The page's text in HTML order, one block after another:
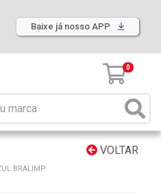
Baixe já nosso APP
0
VOLTAR
BRALIMP